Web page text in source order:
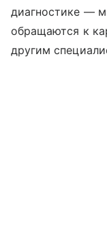
диагностике —
обращаются к
другим